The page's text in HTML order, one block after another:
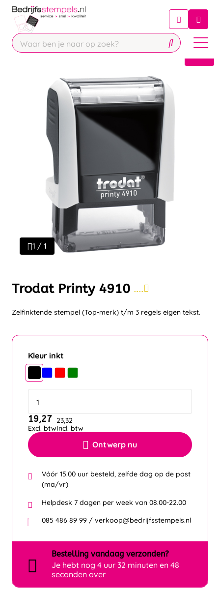
Chatbot
Chat 24/7 met onze chatbot voor
Contact
1 / 1
Trodat Printy 4910
Zelfinktende stempel (Top-merk) t/m 3 regels eigen tekst.
Kleur inkt
Ontwerp nu
19,27
Excl. btw
23,32
Incl. btw
Vóór 15.00 uur besteld, zelfde dag op de post
(ma/vr)
Helpdesk 7 dagen per week van 08.00-22.00
085 486 89 99 / verkoop@bedrijfsstempels.nl
Bestelling vandaag verzonden?
Je hebt nog 4 uur 32 minuten en 48
seconden over